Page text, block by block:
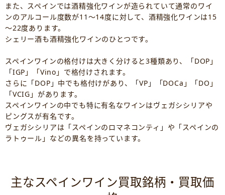
また、スペインでは酒精強化ワインが造られていて通常のワイ
ンのアルコール度数が11～14度に対して、酒精強化ワインは15
～22度あります。
シェリー酒も酒精強化ワインのひとつです。
スペインワインの格付けは大きく分けると3種類あり、「DOP」
「IGP」「Vino」で格付けされます。
さらに「DOP」中でも格付けがあり、「VP」「DOCa」「DO」
「VCIG」があります。
スペインワインの中でも特に有名なワインはヴェガシシリアや
ピングスが有名です。
ヴェガシシリアは「スペインのロマネコンティ」や「スペインの
ラトゥール」などの異名を持っています。
主なスペインワイン買取銘柄・買取価